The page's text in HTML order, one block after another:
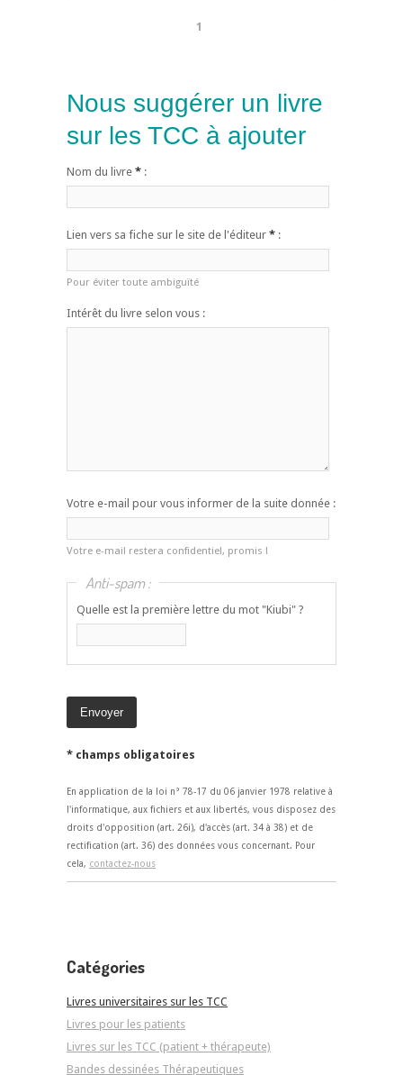
1
Nous suggérer un livre
sur les TCC à ajouter
Nom du livre * :
Lien vers sa fiche sur le site de l'éditeur * :
Pour éviter toute ambiguïté
Intérêt du livre selon vous :
Votre e-mail pour vous informer de la suite donnée :
Votre e-mail restera confidentiel, promis !
Anti-spam :
Quelle est la première lettre du mot "Kiubi" ?
* champs obligatoires
En application de la loi n° 78-17 du 06 janvier 1978 relative à
l'informatique, aux fichiers et aux libertés, vous disposez des
droits d'opposition (art. 26i), d'accès (art. 34 à 38) et de
rectification (art. 36) des données vous concernant. Pour
cela, contactez-nous
Catégories
Livres universitaires sur les TCC
Livres pour les patients
Livres sur les TCC (patient + thérapeute)
Bandes dessinées Thérapeutiques